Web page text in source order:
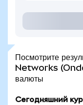
Посмотрите
Networks
валюты
Сегодняшний